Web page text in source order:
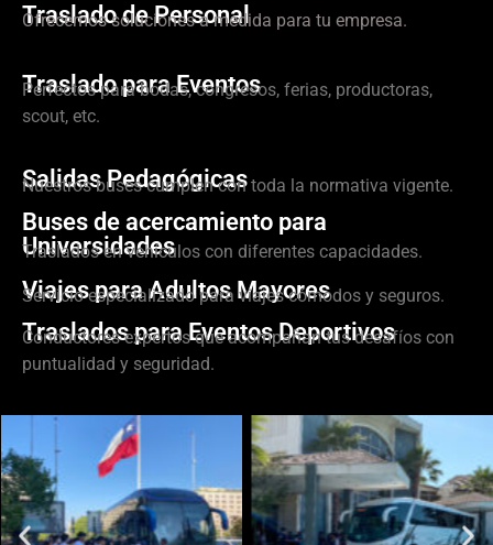
Traslado de Personal
Ofrecemos soluciones a medida para tu empresa.
Traslado para Eventos
Perfectos para bodas, congresos, ferias, productoras,
scout, etc.
Salidas Pedagógicas
Nuestros buses cumplen con toda la normativa vigente.
Buses de acercamiento para
Universidades
Traslados en vehículos con diferentes capacidades.
Viajes para Adultos Mayores
Servicio especializado para viajes cómodos y seguros.
Traslados para Eventos Deportivos
Conductores expertos que acompañan tus desafíos con
puntualidad y seguridad.